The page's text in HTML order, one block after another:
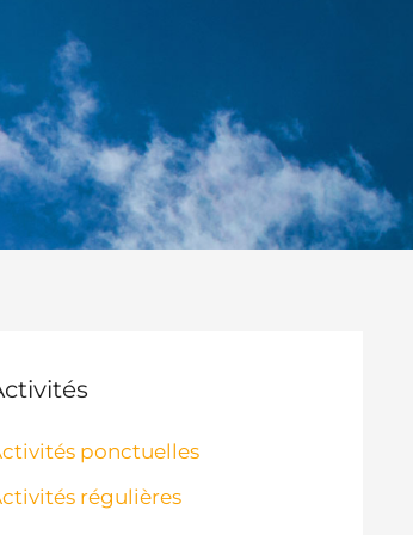
ponctuelles
régulières